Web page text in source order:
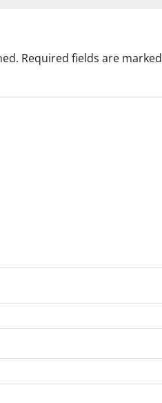
Required fields are marked